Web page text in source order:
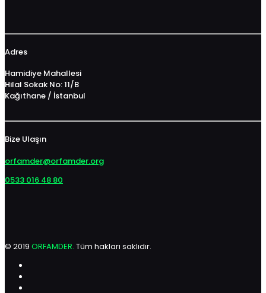
Adres
Hamidiye Mahallesi
Hilal Sokak No: 11/B
Kağıthane / İstanbul
Bize Ulaşın
orfamder@orfamder.org
0533 016 48 80
© 2019 ORFAMDER. Tüm hakları saklıdır.